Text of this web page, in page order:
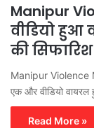
Manipur
वीडियो हुआ
की सिफारिश
Manipur Violence
एक और वीडियो
Read More »